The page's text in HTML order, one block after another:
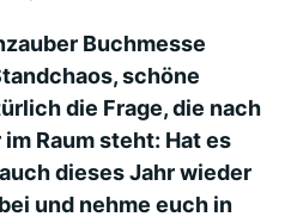
Buchmesse
schöne
die Frage, die nach
Raum steht: Hat es
dieses Jahr wieder
und nehme euch in